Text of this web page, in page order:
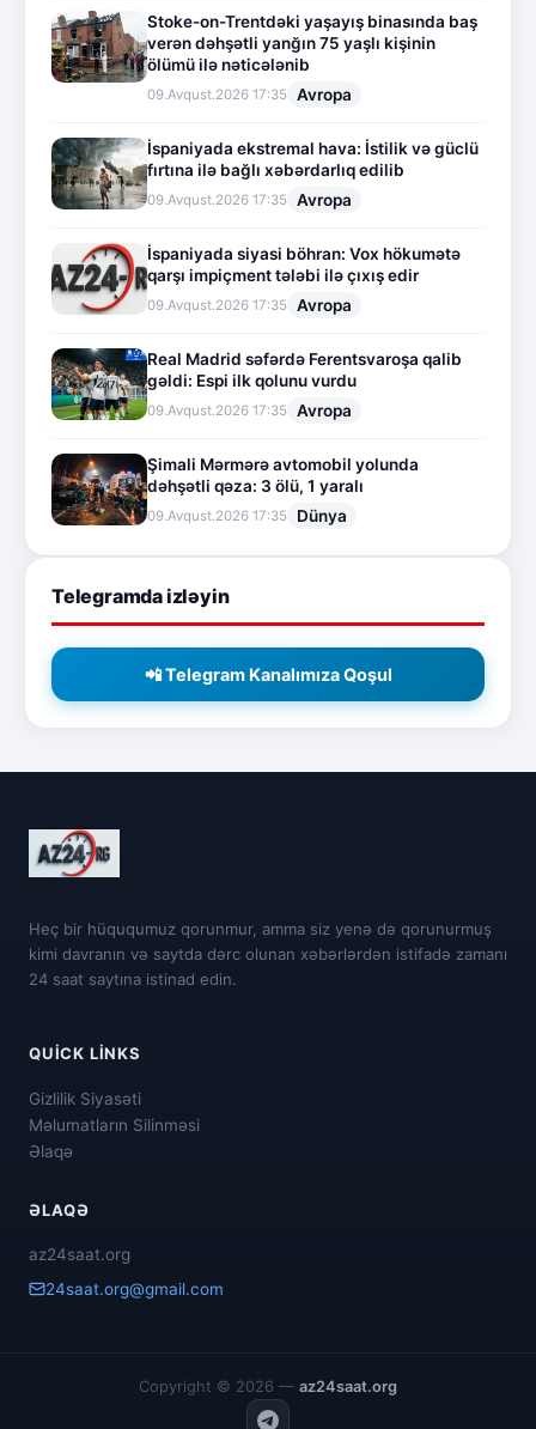
Stoke-on-Trentdəki yaşayış binasında baş
verən dəhşətli yanğın 75 yaşlı kişinin
ölümü ilə nəticələnib
09.Avqust.2026 17:35 Avropa
İspaniyada ekstremal hava: İstilik və güclü
fırtına ilə bağlı xəbərdarlıq edilib
09.Avqust.2026 17:35 Avropa
İspaniyada siyasi böhran: Vox hökumətə
qarşı impiçment tələbi ilə çıxış edir
09.Avqust.2026 17:35 Avropa
Real Madrid səfərdə Ferentsvaroşa qalib
gəldi: Espi ilk qolunu vurdu
09.Avqust.2026 17:35 Avropa
Şimali Mərmərə avtomobil yolunda
dəhşətli qəza: 3 ölü, 1 yaralı
09.Avqust.2026 17:35 Dünya
Telegramda izləyin
📲 Telegram Kanalımıza Qoşul
Heç bir hüququmuz qorunmur, amma siz yenə də qorunurmuş
kimi davranın və saytda dərc olunan xəbərlərdən istifadə zamanı
24 saat saytına istinad edin.
QUICK LINKS
Gizlilik Siyasəti
Məlumatların Silinməsi
Əlaqə
ƏLAQƏ
az24saat.org
24saat.org@gmail.com
Copyright © 2026 — az24saat.org